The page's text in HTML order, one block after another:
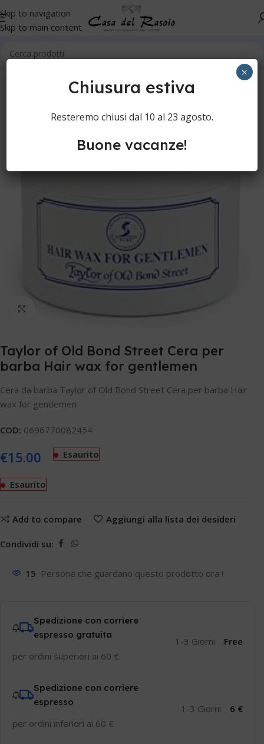
Skip to navigation
Skip to main content
Clicca per ingrandire
Taylor of Old Bond Street Cera per
barba Hair wax for gentlemen
Cera da barba Taylor of Old Bond Street Cera per barba Hair
wax for gentlemen
COD: 0696770082454
€15.00 Esaurito
Esaurito
Add to compare Aggiungi alla lista dei desideri
Condividi su:
15 Persone che guardano questo prodotto ora !
Spedizione con corriere
espresso gratuita
per ordini superiori ai 60 €
1-3 Giorni Free
Spedizione con corriere
espresso
per ordini inferiori ai 60 €
1-3 Giorni 6 €
Chiusura estiva
Resteremo chiusi dal 10 al 23 agosto.
Buone vacanze!
×